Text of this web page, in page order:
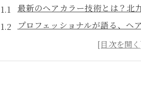
最新のヘアカラー技術とは？北
プロフェッショナルが語る、ヘ
髪に優しい！北九州市の美容室
個性を引き出す！色の選び方と